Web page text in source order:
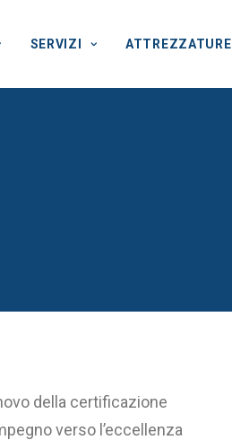
SERVIZI ATTREZZATURE
della certificazione
verso l’eccellenza